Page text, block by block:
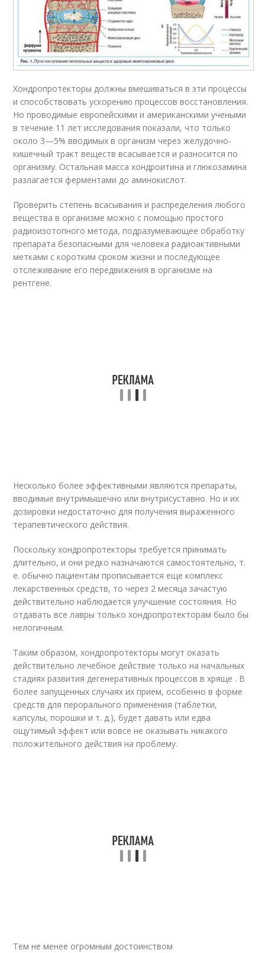
Хондропротекторы должны вмешиваться в эти процессы
и способствовать ускорению процессов восстановления.
Но проводимые европейскими и американскими учеными
в течение 11 лет исследования показали, что только
около 3—5% вводимых в организм через желудочно-
кишечный тракт веществ всасывается и разносится по
организму. Остальная масса хондроитина и глюкозамина
разлагается ферментами до аминокислот.
Проверить степень всасывания и распределения любого
вещества в организме можно с помощью простого
радиоизотопного метода, подразумевающее обработку
препарата безопасными для человека радиоактивными
метками с коротким сроком жизни и последующее
отслеживание его передвижения в организме на
рентгене.
Несколько более эффективными являются препараты,
вводимые внутримышечно или внутрисуставно. Но и их
дозировки недостаточно для получения выраженного
терапевтического действия.
Поскольку хондропротекторы требуется принимать
длительно, и они редко назначаются самостоятельно, т.
е. обычно пациентам прописывается еще комплекс
лекарственных средств, то через 2 месяца зачастую
действительно наблюдается улучшение состояния. Но
отдавать все лавры только хондропротекторам было бы
нелогичным.
Таким образом, хондропротекторы могут оказать
действительно лечебное действие только на начальных
стадиях развития дегенеративных процессов в хряще . В
более запущенных случаях их прием, особенно в форме
средств для перорального применения (таблетки,
капсулы, порошки и т. д.), будет давать или едва
ощутимый эффект или вовсе не оказывать никакого
положительного действия на проблему.
Тем не менее огромным достоинством